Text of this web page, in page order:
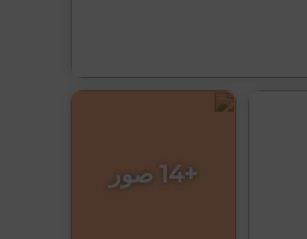
+14 صور